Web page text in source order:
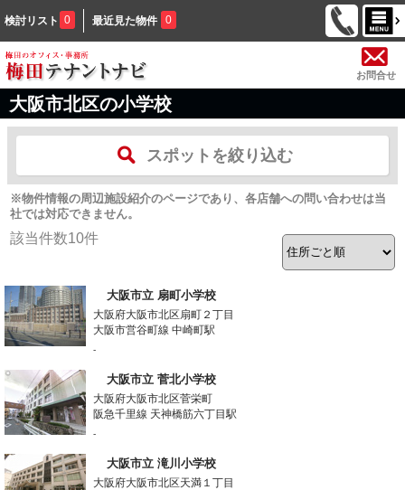
検討リスト 0 最近見た物件 0
お問合せ
大阪市北区の小学校
スポットを絞り込む
※物件情報の周辺施設紹介のページであり、各店舗への問い合わせは当
社では対応できません。
該当件数10件
大阪市立 扇町小学校
大阪府大阪市北区扇町２丁目
大阪市営谷町線 中崎町駅
-
大阪市立 菅北小学校
大阪府大阪市北区菅栄町
阪急千里線 天神橋筋六丁目駅
-
大阪市立 滝川小学校
大阪府大阪市北区天満１丁目